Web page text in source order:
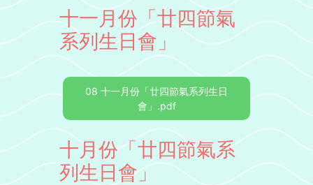
十一月份「廿四節氣
系列生日會」
08 十一月份「廿四節氣系列生日
會」.pdf
十月份「廿四節氣系
列生日會」